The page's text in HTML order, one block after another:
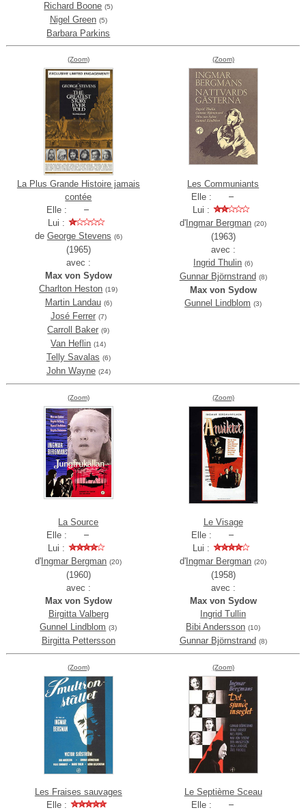
Richard Boone (5)
Nigel Green (5)
Barbara Parkins
(Zoom)
La Plus Grande Histoire jamais
contée
Elle :
Lui :
de George Stevens (6)
(1965)
avec :
Max von Sydow
Charlton Heston (19)
Martin Landau (6)
José Ferrer (7)
Carroll Baker (9)
Van Heflin (14)
Telly Savalas (6)
John Wayne (24)
(Zoom)
Les Communiants
Elle :
Lui :
d' Ingmar Bergman (20)
(1963)
avec :
Ingrid Thulin (6)
Gunnar Björnstrand (8)
Max von Sydow
Gunnel Lindblom (3)
(Zoom)
La Source
Elle :
Lui :
d' Ingmar Bergman (20)
(1960)
avec :
Max von Sydow
Birgitta Valberg
Gunnel Lindblom (3)
Birgitta Pettersson
(Zoom)
Le Visage
Elle :
Lui :
d' Ingmar Bergman (20)
(1958)
avec :
Max von Sydow
Ingrid Tullin
Bibi Andersson (10)
Gunnar Björnstrand (8)
(Zoom)
Les Fraises sauvages
Elle :
(Zoom)
Le Septième Sceau
Elle :